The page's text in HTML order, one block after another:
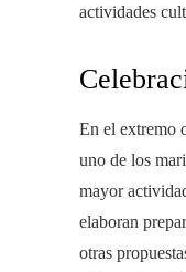
actividades
En el extremo
uno de los
mayor
elaboran
otras